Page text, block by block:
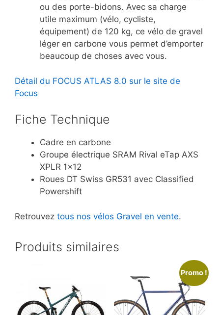
ou des porte-bidons. Avec sa charge
utile maximum (vélo, cycliste,
équipement) de 120 kg, ce vélo de gravel
léger en carbone vous permet d’emporter
beaucoup de choses avec vous.
Détail du FOCUS ATLAS 8.0 sur le site de
Focus
Fiche Technique
Cadre en carbone
Groupe électrique SRAM Rival eTap AXS
XPLR 1×12
Roues DT Swiss GR531 avec Classified
Powershift
Retrouvez tous nos vélos Gravel en vente.
Produits similaires
Promo !